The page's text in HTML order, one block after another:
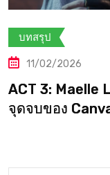
บทสรุป
10/02/2026
Clair
Maelle’s